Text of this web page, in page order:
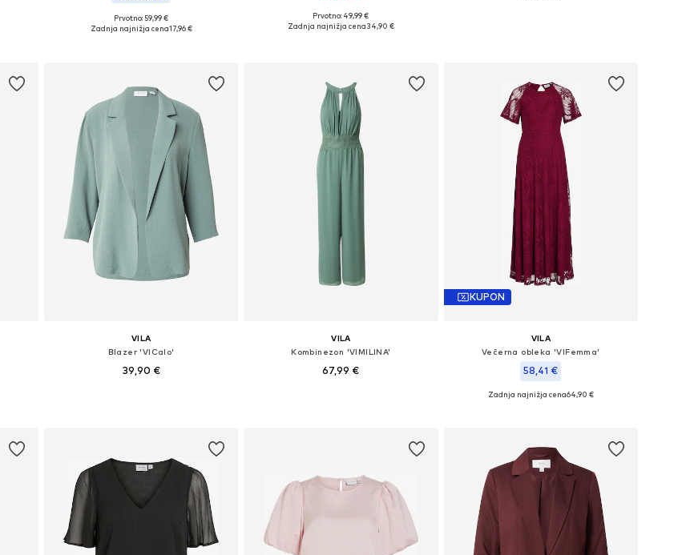
+9
Razpoložljive velikosti: 36, 38, 40, 42
Prvotno: 59,99 €
Zadnja najnižja cena17,96 €
+6
Razpoložljive velikosti: 34, 36, 38, 40, 42
Prvotno: 49,99 €
Zadnja najnižja cena34,90 €
VILA
Blazer 'VICalo'
39,90 €
VILA
Kombinezon 'VIMILINA'
67,99 €
KUPON
VILA
Večerna obleka 'VIFemma'
58,41 €
Razpoložljive velikosti: 36, 38, 40, 42, 44
Zadnja najnižja cena64,90 €